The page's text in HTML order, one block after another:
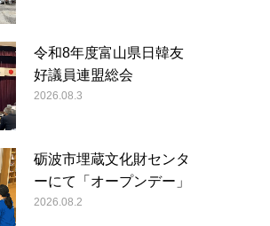
令和8年度富山県日韓友
好議員連盟総会
2026.08.3
砺波市埋蔵文化財センタ
ーにて「オープンデー」
2026.08.2